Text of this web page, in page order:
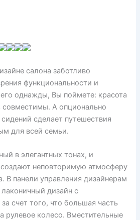
салона заботливо
функциональности и
однажды, Вы поймете: красота
совместимы. А опционально
сделает путешествия
для всей семьи.
в элегантных тонах, и
создают неповторимую атмосферу
В панели управления дизайнерам
дизайн с
счет того, что большая часть
рулевое колесо. Вместительные